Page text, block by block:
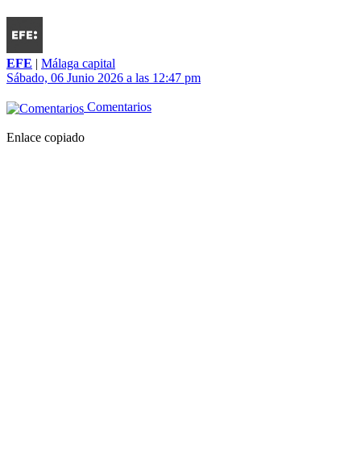
EFE | Málaga capital
Sábado, 06 Junio 2026 a las 12:47 pm
Comentarios
Enlace copiado